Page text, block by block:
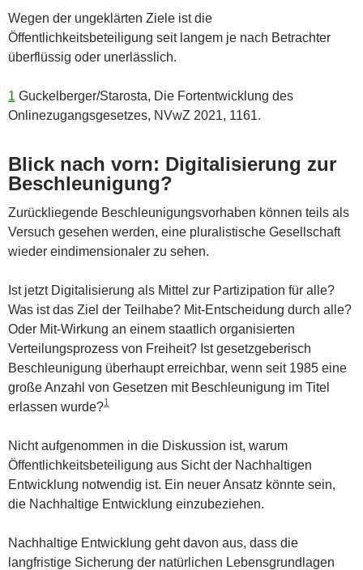
Wegen der ungeklärten Ziele ist die
Öffentlichkeitsbeteiligung seit langem je nach Betrachter
überflüssig oder unerlässlich.
1 Guckelberger/Starosta, Die Fortentwicklung des
Onlinezugangsgesetzes, NVwZ 2021, 1161.
Blick nach vorn: Digitalisierung zur
Beschleunigung?
Zurückliegende Beschleunigungsvorhaben können teils als
Versuch gesehen werden, eine pluralistische Gesellschaft
wieder eindimensionaler zu sehen.
Ist jetzt Digitalisierung als Mittel zur Partizipation für alle?
Was ist das Ziel der Teilhabe? Mit-Entscheidung durch alle?
Oder Mit-Wirkung an einem staatlich organisierten
Verteilungsprozess von Freiheit? Ist gesetzgeberisch
Beschleunigung überhaupt erreichbar, wenn seit 1985 eine
große Anzahl von Gesetzen mit Beschleunigung im Titel
erlassen wurde?1
Nicht aufgenommen in die Diskussion ist, warum
Öffentlichkeitsbeteiligung aus Sicht der Nachhaltigen
Entwicklung notwendig ist. Ein neuer Ansatz könnte sein,
die Nachhaltige Entwicklung einzubeziehen.
Nachhaltige Entwicklung geht davon aus, dass die
langfristige Sicherung der natürlichen Lebensgrundlagen